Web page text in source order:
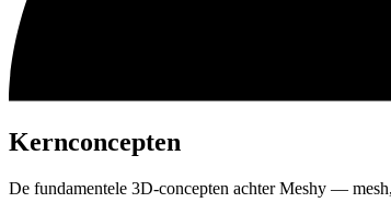
Kernconcepten
De fundamentele 3D-concepten achter Meshy —